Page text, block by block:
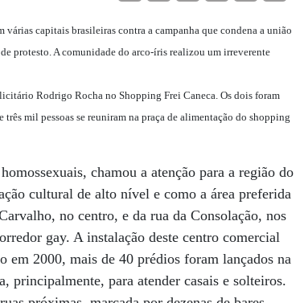
capitais brasileiras contra a campanha que condena a união
protesto. A comunidade do arco-íris realizou um irreverente
Rodrigo Rocha no Shopping Frei Caneca. Os dois foram
mil pessoas se reuniram na praça de alimentação do shopping
chamou a atenção para a região do
cultural de alto nível e como a área preferida
no centro, e da rua da Consolação, nos
gay. A instalação deste centro comercial
2000, mais de 40 prédios foram lançados na
principalmente, para atender casais e solteiros.